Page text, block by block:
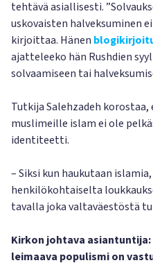
tehtävä asiallisesti.
uskovaisten halveksuminen
kirjoittaa. Hänen
ajatteleeko hän Rushdien
solvaamiseen tai
Tutkija Salehzadeh
muslimeille islam ei ole
identiteetti.
– Siksi kun haukutaan
henkilökohtaiselta
tavalla joka valtaväestöstä
Kirkon johtava
leimaava populismi on